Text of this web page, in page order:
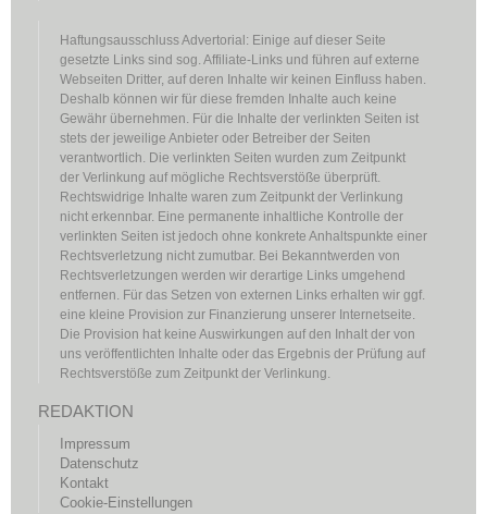
Haftungsausschluss Advertorial: Einige auf dieser Seite
gesetzte Links sind sog. Affiliate-Links und führen auf externe
Webseiten Dritter, auf deren Inhalte wir keinen Einfluss haben.
Deshalb können wir für diese fremden Inhalte auch keine
Gewähr übernehmen. Für die Inhalte der verlinkten Seiten ist
stets der jeweilige Anbieter oder Betreiber der Seiten
verantwortlich. Die verlinkten Seiten wurden zum Zeitpunkt
der Verlinkung auf mögliche Rechtsverstöße überprüft.
Rechtswidrige Inhalte waren zum Zeitpunkt der Verlinkung
nicht erkennbar. Eine permanente inhaltliche Kontrolle der
verlinkten Seiten ist jedoch ohne konkrete Anhaltspunkte einer
Rechtsverletzung nicht zumutbar. Bei Bekanntwerden von
Rechtsverletzungen werden wir derartige Links umgehend
entfernen. Für das Setzen von externen Links erhalten wir ggf.
eine kleine Provision zur Finanzierung unserer Internetseite.
Die Provision hat keine Auswirkungen auf den Inhalt der von
uns veröffentlichten Inhalte oder das Ergebnis der Prüfung auf
Rechtsverstöße zum Zeitpunkt der Verlinkung.
REDAKTION
Impressum
Datenschutz
Kontakt
Cookie-Einstellungen